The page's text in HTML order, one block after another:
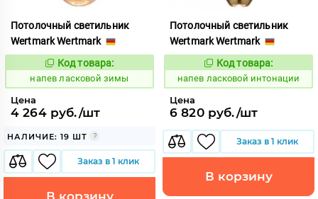
Потолочный светильник
Wertmark Wertmark
Код:
1083407
Код товара:
напев ласковой зимы
Цена
4 264 руб./шт
НАЛИЧИЕ: 19 ШТ
Заказ в 1 клик
В корзину
Потолочный светильник
Wertmark Wertmark
Код:
1083408
Код товара:
напев ласковой интонации
Цена
6 820 руб./шт
Заказ в 1 клик
В корзину